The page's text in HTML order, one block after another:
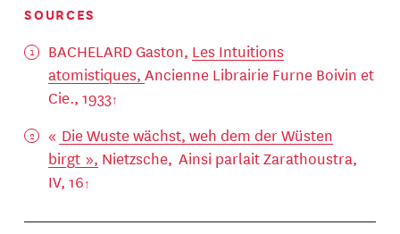
SOURCES
BACHELARD Gaston, Les Intuitions
atomistiques, Ancienne Librairie Furne Boivin et
Cie., 1933
« Die Wuste wächst, weh dem der Wüsten
birgt », Nietzsche, Ainsi parlait Zarathoustra,
IV, 16